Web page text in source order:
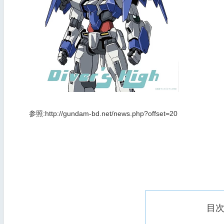
参照:http://gundam-bd.net/news.php?offset=20
目